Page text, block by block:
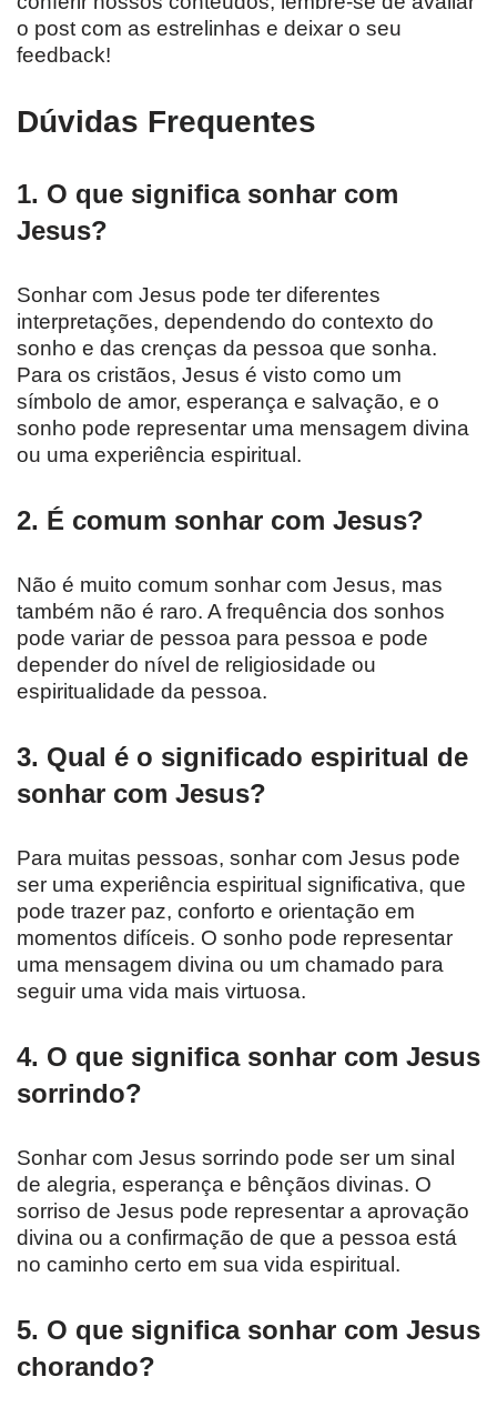
o post com as estrelinhas e deixar o seu
feedback!
Dúvidas Frequentes
1. O que significa sonhar com
Jesus?
Sonhar com Jesus pode ter diferentes
interpretações, dependendo do contexto do
sonho e das crenças da pessoa que sonha.
Para os cristãos, Jesus é visto como um
símbolo de amor, esperança e salvação, e o
sonho pode representar uma mensagem divina
ou uma experiência espiritual.
2. É comum sonhar com Jesus?
Não é muito comum sonhar com Jesus, mas
também não é raro. A frequência dos sonhos
pode variar de pessoa para pessoa e pode
depender do nível de religiosidade ou
espiritualidade da pessoa.
3. Qual é o significado espiritual de
sonhar com Jesus?
Para muitas pessoas, sonhar com Jesus pode
ser uma experiência espiritual significativa, que
pode trazer paz, conforto e orientação em
momentos difíceis. O sonho pode representar
uma mensagem divina ou um chamado para
seguir uma vida mais virtuosa.
4. O que significa sonhar com Jesus
sorrindo?
Sonhar com Jesus sorrindo pode ser um sinal
de alegria, esperança e bênçãos divinas. O
sorriso de Jesus pode representar a aprovação
divina ou a confirmação de que a pessoa está
no caminho certo em sua vida espiritual.
5. O que significa sonhar com Jesus
chorando?